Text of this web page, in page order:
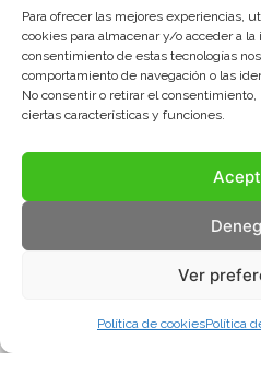
Para ofrecer las mejores experiencias,
cookies para almacenar y/o acceder a
consentimiento de estas tecnologías
comportamiento de navegación o las
No consentir o retirar el
ciertas características y funciones.
Ver
Política de cookiesPolítica